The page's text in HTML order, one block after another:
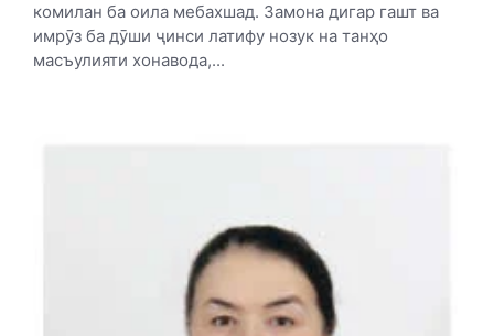
комилан ба оила мебахшад. Замона дигар гашт ва
имрӯз ба дӯши ҷинси латифу нозук на танҳо
масъулияти хонавода,...